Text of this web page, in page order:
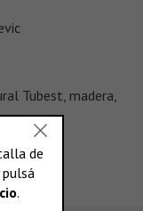
Tubest, madera,